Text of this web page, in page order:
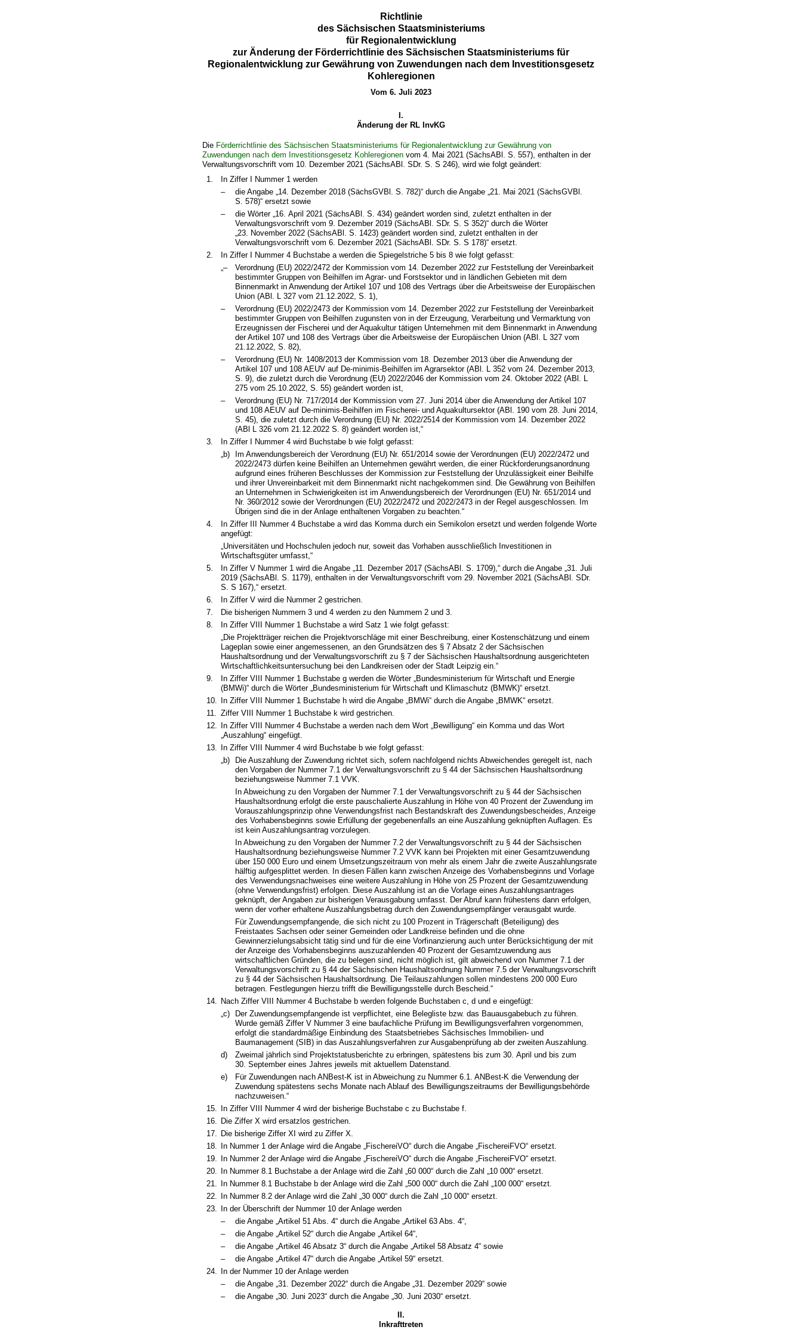
Richtlinie
des Sächsischen Staatsministeriums
für Regionalentwicklung
zur Änderung der Förderrichtlinie des Sächsischen Staatsministeriums für
Regionalentwicklung zur Gewährung von Zuwendungen nach dem Investitionsgesetz
Kohleregionen
Vom 6. Juli 2023
I.
Änderung der RL InvKG
Die Förderrichtlinie des Sächsischen Staatsministeriums für Regionalentwicklung zur Gewährung von
Zuwendungen nach dem Investitionsgesetz Kohleregionen vom 4. Mai 2021 (SächsABl. S. 557), enthalten in der
Verwaltungsvorschrift vom 10. Dezember 2021 (SächsABl. SDr. S. S 246), wird wie folgt geändert:
1.
In Ziffer I Nummer 1 werden
–
die Angabe „14. Dezember 2018 (SächsGVBl. S. 782)“ durch die Angabe „21. Mai 2021 (SächsGVBl.
S. 578)“ ersetzt sowie
–
die Wörter „16. April 2021 (SächsABl. S. 434) geändert worden sind, zuletzt enthalten in der
Verwaltungsvorschrift vom 9. Dezember 2019 (SächsABl. SDr. S. S 352)“ durch die Wörter
„23. November 2022 (SächsABl. S. 1423) geändert worden sind, zuletzt enthalten in der
Verwaltungsvorschrift vom 6. Dezember 2021 (SächsABl. SDr. S. S 178)“ ersetzt.
2.
In Ziffer I Nummer 4 Buchstabe a werden die Spiegelstriche 5 bis 8 wie folgt gefasst:
„–
Verordnung (EU) 2022/2472 der Kommission vom 14. Dezember 2022 zur Feststellung der Vereinbarkeit
bestimmter Gruppen von Beihilfen im Agrar- und Forstsektor und in ländlichen Gebieten mit dem
Binnenmarkt in Anwendung der Artikel 107 und 108 des Vertrags über die Arbeitsweise der Europäischen
Union (ABl. L 327 vom 21.12.2022, S. 1),
–
Verordnung (EU) 2022/2473 der Kommission vom 14. Dezember 2022 zur Feststellung der Vereinbarkeit
bestimmter Gruppen von Beihilfen zugunsten von in der Erzeugung, Verarbeitung und Vermarktung von
Erzeugnissen der Fischerei und der Aquakultur tätigen Unternehmen mit dem Binnenmarkt in Anwendung
der Artikel 107 und 108 des Vertrags über die Arbeitsweise der Europäischen Union (ABl. L 327 vom
21.12.2022, S. 82),
–
Verordnung (EU) Nr. 1408/2013 der Kommission vom 18. Dezember 2013 über die Anwendung der
Artikel 107 und 108 AEUV auf De-minimis-Beihilfen im Agrarsektor (ABl. L 352 vom 24. Dezember 2013,
S. 9), die zuletzt durch die Verordnung (EU) 2022/2046 der Kommission vom 24. Oktober 2022 (ABl. L
275 vom 25.10.2022, S. 55) geändert worden ist,
–
Verordnung (EU) Nr. 717/2014 der Kommission vom 27. Juni 2014 über die Anwendung der Artikel 107
und 108 AEUV auf De-minimis-Beihilfen im Fischerei- und Aquakultursektor (ABl. 190 vom 28. Juni 2014,
S. 45), die zuletzt durch die Verordnung (EU) Nr. 2022/2514 der Kommission vom 14. Dezember 2022
(ABl L 326 vom 21.12.2022 S. 8) geändert worden ist,“
3.
In Ziffer I Nummer 4 wird Buchstabe b wie folgt gefasst:
„b)
Im Anwendungsbereich der Verordnung (EU) Nr. 651/2014 sowie der Verordnungen (EU) 2022/2472 und
2022/2473 dürfen keine Beihilfen an Unternehmen gewährt werden, die einer Rückforderungsanordnung
aufgrund eines früheren Beschlusses der Kommission zur Feststellung der Unzulässigkeit einer Beihilfe
und ihrer Unvereinbarkeit mit dem Binnenmarkt nicht nachgekommen sind. Die Gewährung von Beihilfen
an Unternehmen in Schwierigkeiten ist im Anwendungsbereich der Verordnungen (EU) Nr. 651/2014 und
Nr. 360/2012 sowie der Verordnungen (EU) 2022/2472 und 2022/2473 in der Regel ausgeschlossen. Im
Übrigen sind die in der Anlage enthaltenen Vorgaben zu beachten.“
4.
In Ziffer III Nummer 4 Buchstabe a wird das Komma durch ein Semikolon ersetzt und werden folgende Worte
angefügt:
„Universitäten und Hochschulen jedoch nur, soweit das Vorhaben ausschließlich Investitionen in
Wirtschaftsgüter umfasst,“
5.
In Ziffer V Nummer 1 wird die Angabe „11. Dezember 2017 (SächsABl. S. 1709),“ durch die Angabe „31. Juli
2019 (SächsABl. S. 1179), enthalten in der Verwaltungsvorschrift vom 29. November 2021 (SächsABl. SDr.
S. S 167),“ ersetzt.
6.
In Ziffer V wird die Nummer 2 gestrichen.
7.
Die bisherigen Nummern 3 und 4 werden zu den Nummern 2 und 3.
8.
In Ziffer VIII Nummer 1 Buchstabe a wird Satz 1 wie folgt gefasst:
„Die Projektträger reichen die Projektvorschläge mit einer Beschreibung, einer Kostenschätzung und einem
Lageplan sowie einer angemessenen, an den Grundsätzen des § 7 Absatz 2 der Sächsischen
Haushaltsordnung und der Verwaltungsvorschrift zu § 7 der Sächsischen Haushaltsordnung ausgerichteten
Wirtschaftlichkeitsuntersuchung bei den Landkreisen oder der Stadt Leipzig ein.“
9.
In Ziffer VIII Nummer 1 Buchstabe g werden die Wörter „Bundesministerium für Wirtschaft und Energie
(BMWi)“ durch die Wörter „Bundesministerium für Wirtschaft und Klimaschutz (BMWK)“ ersetzt.
10.
In Ziffer VIII Nummer 1 Buchstabe h wird die Angabe „BMWi“ durch die Angabe „BMWK“ ersetzt.
11.
Ziffer VIII Nummer 1 Buchstabe k wird gestrichen.
12.
In Ziffer VIII Nummer 4 Buchstabe a werden nach dem Wort „Bewilligung“ ein Komma und das Wort
„Auszahlung“ eingefügt.
13.
In Ziffer VIII Nummer 4 wird Buchstabe b wie folgt gefasst:
„b)
Die Auszahlung der Zuwendung richtet sich, sofern nachfolgend nichts Abweichendes geregelt ist, nach
den Vorgaben der Nummer 7.1 der Verwaltungsvorschrift zu § 44 der Sächsischen Haushaltsordnung
beziehungsweise Nummer 7.1 VVK.
In Abweichung zu den Vorgaben der Nummer 7.1 der Verwaltungsvorschrift zu § 44 der Sächsischen
Haushaltsordnung erfolgt die erste pauschalierte Auszahlung in Höhe von 40 Prozent der Zuwendung im
Vorauszahlungsprinzip ohne Verwendungsfrist nach Bestandskraft des Zuwendungsbescheides, Anzeige
des Vorhabensbeginns sowie Erfüllung der gegebenenfalls an eine Auszahlung geknüpften Auflagen. Es
ist kein Auszahlungsantrag vorzulegen.
In Abweichung zu den Vorgaben der Nummer 7.2 der Verwaltungsvorschrift zu § 44 der Sächsischen
Haushaltsordnung beziehungsweise Nummer 7.2 VVK kann bei Projekten mit einer Gesamtzuwendung
über 150 000 Euro und einem Umsetzungszeitraum von mehr als einem Jahr die zweite Auszahlungsrate
hälftig aufgesplittet werden. In diesen Fällen kann zwischen Anzeige des Vorhabensbeginns und Vorlage
des Verwendungsnachweises eine weitere Auszahlung in Höhe von 25 Prozent der Gesamtzuwendung
(ohne Verwendungsfrist) erfolgen. Diese Auszahlung ist an die Vorlage eines Auszahlungsantrages
geknüpft, der Angaben zur bisherigen Verausgabung umfasst. Der Abruf kann frühestens dann erfolgen,
wenn der vorher erhaltene Auszahlungsbetrag durch den Zuwendungsempfänger verausgabt wurde.
Für Zuwendungsempfangende, die sich nicht zu 100 Prozent in Trägerschaft (Beteiligung) des
Freistaates Sachsen oder seiner Gemeinden oder Landkreise befinden und die ohne
Gewinnerzielungsabsicht tätig sind und für die eine Vorfinanzierung auch unter Berücksichtigung der mit
der Anzeige des Vorhabensbeginns auszuzahlenden 40 Prozent der Gesamtzuwendung aus
wirtschaftlichen Gründen, die zu belegen sind, nicht möglich ist, gilt abweichend von Nummer 7.1 der
Verwaltungsvorschrift zu § 44 der Sächsischen Haushaltsordnung Nummer 7.5 der Verwaltungsvorschrift
zu § 44 der Sächsischen Haushaltsordnung. Die Teilauszahlungen sollen mindestens 200 000 Euro
betragen. Festlegungen hierzu trifft die Bewilligungsstelle durch Bescheid.“
14.
Nach Ziffer VIII Nummer 4 Buchstabe b werden folgende Buchstaben c, d und e eingefügt:
„c)
Der Zuwendungsempfangende ist verpflichtet, eine Belegliste bzw. das Bauausgabebuch zu führen.
Wurde gemäß Ziffer V Nummer 3 eine baufachliche Prüfung im Bewilligungsverfahren vorgenommen,
erfolgt die standardmäßige Einbindung des Staatsbetriebes Sächsisches Immobilien- und
Baumanagement (SIB) in das Auszahlungsverfahren zur Ausgabenprüfung ab der zweiten Auszahlung.
d)
Zweimal jährlich sind Projektstatusberichte zu erbringen, spätestens bis zum 30. April und bis zum
30. September eines Jahres jeweils mit aktuellem Datenstand.
e)
Für Zuwendungen nach ANBest-K ist in Abweichung zu Nummer 6.1. ANBest-K die Verwendung der
Zuwendung spätestens sechs Monate nach Ablauf des Bewilligungszeitraums der Bewilligungsbehörde
nachzuweisen.“
15.
In Ziffer VIII Nummer 4 wird der bisherige Buchstabe c zu Buchstabe f.
16.
Die Ziffer X wird ersatzlos gestrichen.
17.
Die bisherige Ziffer XI wird zu Ziffer X.
18.
In Nummer 1 der Anlage wird die Angabe „FischereiVO“ durch die Angabe „FischereiFVO“ ersetzt.
19.
In Nummer 2 der Anlage wird die Angabe „FischereiVO“ durch die Angabe „FischereiFVO“ ersetzt.
20.
In Nummer 8.1 Buchstabe a der Anlage wird die Zahl „60 000“ durch die Zahl „10 000“ ersetzt.
21.
In Nummer 8.1 Buchstabe b der Anlage wird die Zahl „500 000“ durch die Zahl „100 000“ ersetzt.
22.
In Nummer 8.2 der Anlage wird die Zahl „30 000“ durch die Zahl „10 000“ ersetzt.
23.
In der Überschrift der Nummer 10 der Anlage werden
–
die Angabe „Artikel 51 Abs. 4“ durch die Angabe „Artikel 63 Abs. 4“,
–
die Angabe „Artikel 52“ durch die Angabe „Artikel 64“,
–
die Angabe „Artikel 46 Absatz 3“ durch die Angabe „Artikel 58 Absatz 4“ sowie
–
die Angabe „Artikel 47“ durch die Angabe „Artikel 59“ ersetzt.
24.
In der Nummer 10 der Anlage werden
–
die Angabe „31. Dezember 2022“ durch die Angabe „31. Dezember 2029“ sowie
–
die Angabe „30. Juni 2023“ durch die Angabe „30. Juni 2030“ ersetzt.
II.
Inkrafttreten